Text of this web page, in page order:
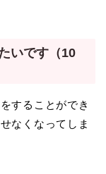
いです（10
することができ
なくなってしま